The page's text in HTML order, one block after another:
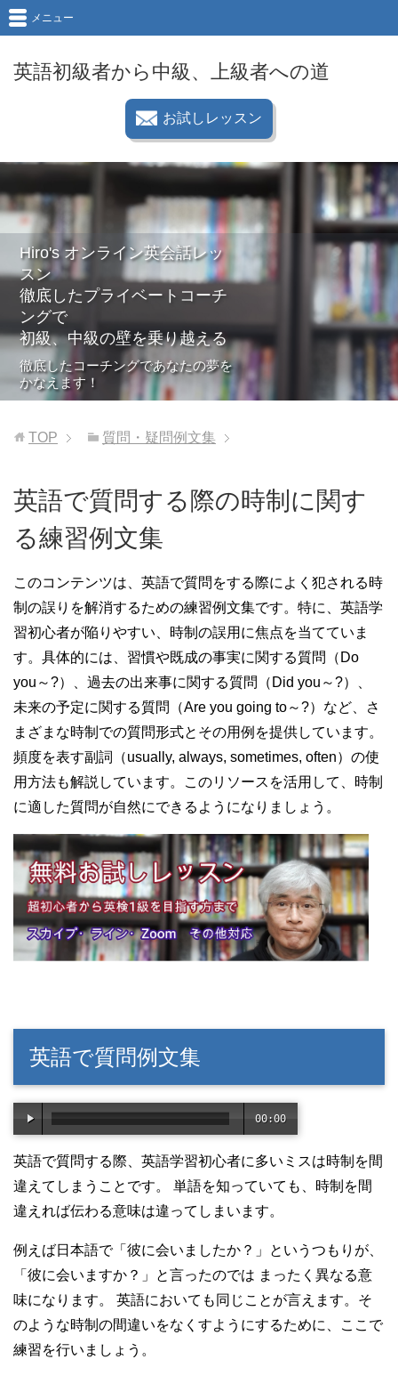
英語初級者から中級、上級者への道
お試しレッスン
メニュー
Hiro's オンライン英会話レッ
スン
徹底したプライベートコーチ
ングで
初級、中級の壁を乗り越える
徹底したコーチングであなたの夢を
かなえます！
TOP 質問・疑問例文集
英語で質問する際の時制に関す
る練習例文集
このコンテンツは、英語で質問をする際によく犯される時
制の誤りを解消するための練習例文集です。特に、英語学
習初心者が陥りやすい、時制の誤用に焦点を当てていま
す。具体的には、習慣や既成の事実に関する質問（Do
you～?）、過去の出来事に関する質問（Did you～?）、
未来の予定に関する質問（Are you going to～?）など、さ
まざまな時制での質問形式とその用例を提供しています。
頻度を表す副詞（usually, always, sometimes, often）の使
用方法も解説しています。このリソースを活用して、時制
に適した質問が自然にできるようになりましょう。
英語で質問例文集
00:00
2
英語で質問する際、英語学習初心者に多いミスは時制を間
違えてしまうことです。 単語を知っていても、時制を間
違えれば伝わる意味は違ってしまいます。
例えば日本語で「彼に会いましたか？」というつもりが、
「彼に会いますか？」と言ったのでは まったく異なる意
味になります。 英語においても同じことが言えます。そ
のような時制の間違いをなくすようにするために、ここで
練習を行いましょう。